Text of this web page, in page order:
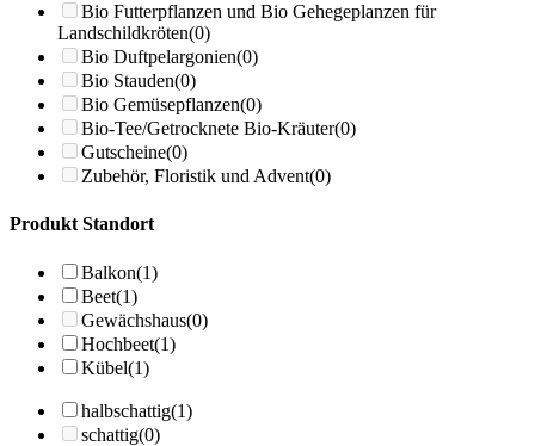
Bio Futterpflanzen und Bio Gehegeplanzen für
Landschildkröten(0)
Bio Duftpelargonien(0)
Bio Stauden(0)
Bio Gemüsepflanzen(0)
Bio-Tee/Getrocknete Bio-Kräuter(0)
Gutscheine(0)
Zubehör, Floristik und Advent(0)
Produkt Standort
Balkon(1)
Beet(1)
Gewächshaus(0)
Hochbeet(1)
Kübel(1)
halbschattig(1)
schattig(0)